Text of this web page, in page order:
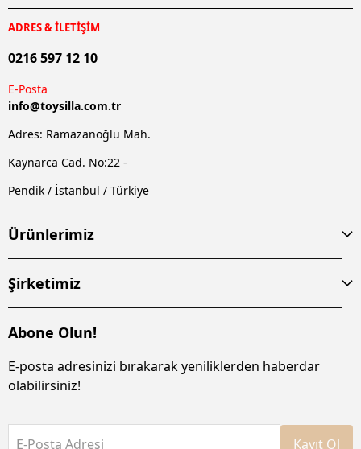
ADRES & İLETİŞİM
0216 597 12 10
E-Posta
info@toysilla.com.tr
Adres: Ramazanoğlu Mah.
Kaynarca Cad. No:22 -
Pendik / İstanbul / Türkiye
Ürünlerimiz
Şirketimiz
Abone Olun!
E-posta adresinizi bırakarak yeniliklerden haberdar
olabilirsiniz!
E-Posta Adresi Kayıt Ol